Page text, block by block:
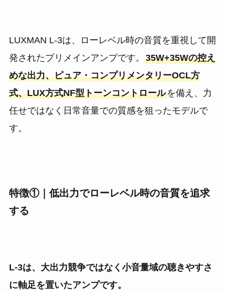
LUXMAN L-3は、ローレベル時の音質を重視して開
発されたプリメインアンプです。 35W+35Wの控え
めな出力、ピュア・コンプリメンタリーOCL方
式、LUX方式NF型トーンコントロールを備え、力
任せではなく日常音量での質感を狙ったモデルで
す。
特徴①｜低出力でローレベル時の音質を追求
する
L-3は、大出力競争ではなく小音量域の聴きやすさ
に軸足を置いたアンプです。